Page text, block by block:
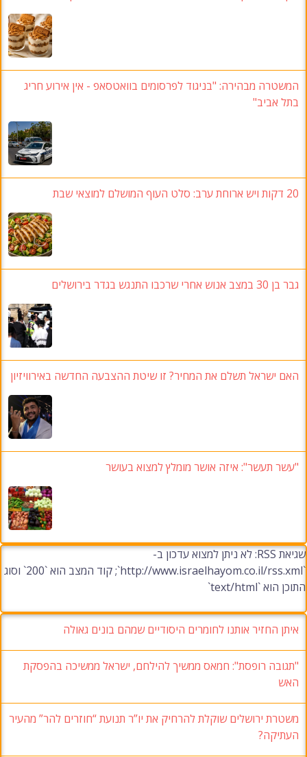
המשטרה מבהירה: "בניגוד לפרסומים בוואטסאפ - אין אירוע חריג
בתל אביב"
20 דקות ויש ארוחת ערב: סלט העוף המושלם למוצאי שבת
גבר בן 30 במצב אנוש אחרי שרכבו התנגש בגדר בירושלים
האם ישראל תשלם את המחיר? זו שיטת ההצבעה החדשה באירוויזיון
"עשר תעשר": איזה אושר מומלץ למצוא בעושר
שגיאת RSS: לא ניתן למצוא עדכון ב-
`http://www.israelhayom.co.il/rss.xml`; קוד המצב הוא `200` וסוג
התוכן הוא `text/html`
איתן החזיר אותנו לחומרים היסודיים שמהם בונים גאולה
"תגובה רופסת": חמאס ממשיך להילחם, ישראל ממשיכה בהפסקת
האש
משטרת ירושלים שוקלת להרחיק את יו”ר תנועת “חוזרים להר” מהעיר
העתיקה?